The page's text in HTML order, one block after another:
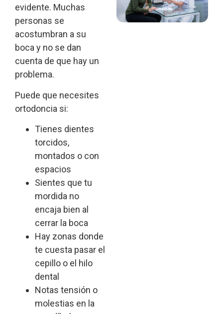
evidente. Muchas
personas se
acostumbran a su
boca y no se dan
cuenta de que hay un
problema.
Puede que necesites
ortodoncia si:
Tienes dientes
torcidos,
montados o con
espacios
Sientes que tu
mordida no
encaja bien al
cerrar la boca
Hay zonas donde
te cuesta pasar el
cepillo o el hilo
dental
Notas tensión o
molestias en la